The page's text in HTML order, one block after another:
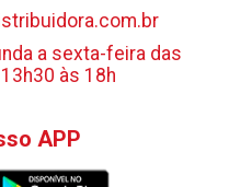
a sexta-feira das
às 18h
APP